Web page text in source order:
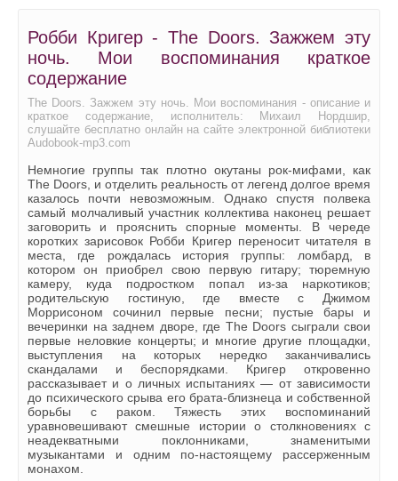
The Doors. Зажжём эту ночь. Мои воспоминания 19
The Doors. Зажжём эту ночь. Мои воспоминания 20
The Doors. Зажжём эту ночь. Мои воспоминания 21
The Doors. Зажжём эту ночь. Мои воспоминания 22
The Doors. Зажжём эту ночь. Мои воспоминания 24
The Doors. Зажжём эту ночь. Мои воспоминания 25
The Doors. Зажжём эту ночь. Мои воспоминания 26
The Doors. Зажжём эту ночь. Мои воспоминания 27
The Doors. Зажжём эту ночь. Мои воспоминания 28
The Doors. Зажжём эту ночь. Мои воспоминания 29
The Doors. Зажжём эту ночь. Мои воспоминания 30
The Doors. Зажжём эту ночь. Мои воспоминания 31
The Doors. Зажжём эту ночь. Мои воспоминания 32
The Doors. Зажжём эту ночь. Мои воспоминания 33
The Doors. Зажжём эту ночь. Мои воспоминания 34
Робби Кригер - The Doors. Зажжем эту
ночь. Мои воспоминания краткое
содержание
The Doors. Зажжем эту ночь. Мои воспоминания - описание и
краткое содержание, исполнитель: Михаил Нордшир,
слушайте бесплатно онлайн на сайте электронной библиотеки
Audobook-mp3.com
Немногие группы так плотно окутаны рок-мифами, как
The Doors, и отделить реальность от легенд долгое время
казалось почти невозможным. Однако спустя полвека
самый молчаливый участник коллектива наконец решает
заговорить и прояснить спорные моменты. В череде
коротких зарисовок Робби Кригер переносит читателя в
места, где рождалась история группы: ломбард, в
котором он приобрел свою первую гитару; тюремную
камеру, куда подростком попал из-за наркотиков;
родительскую гостиную, где вместе с Джимом
Моррисоном сочинил первые песни; пустые бары и
вечеринки на заднем дворе, где The Doors сыграли свои
первые неловкие концерты; и многие другие площадки,
выступления на которых нередко заканчивались
скандалами и беспорядками. Кригер откровенно
рассказывает и о личных испытаниях — от зависимости
до психического срыва его брата-близнеца и собственной
борьбы с раком. Тяжесть этих воспоминаний
уравновешивают смешные истории о столкновениях с
неадекватными поклонниками, знаменитыми
музыкантами и одним по-настоящему рассерженным
монахом.